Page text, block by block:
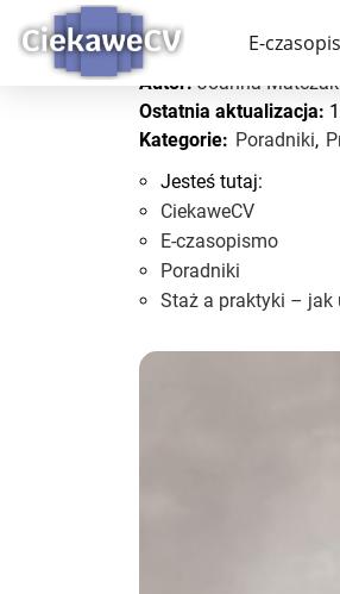
E-
Staż a
Autor: Joanna Matczak
Ostatnia aktualizacja:
Kategorie: Poradniki,
Jesteś tutaj:
CiekaweCV
E-czasopismo
Poradniki
Staż a praktyki – jak